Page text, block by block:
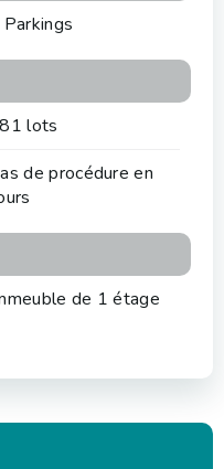
lots
de procédure en
de 1 étage